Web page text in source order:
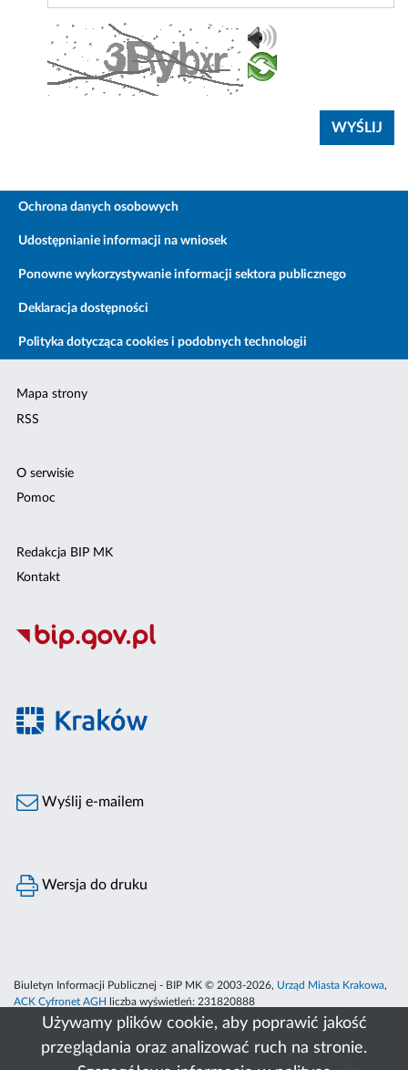
Używamy plików cookie, aby poprawić jakość
przeglądania oraz analizować ruch na stronie.
Ochrona danych osobowych
Udostępnianie informacji na wniosek
Ponowne wykorzystywanie informacji sektora publicznego
Deklaracja dostępności
Polityka dotycząca cookies i podobnych technologii
Mapa strony
RSS
O serwisie
Pomoc
Redakcja BIP MK
Kontakt
Wyślij e-mailem
Wersja do druku
Biuletyn Informacji Publicznej - BIP MK © 2003-2026, Urząd Miasta Krakowa,
ACK Cyfronet AGH
liczba wyświetleń: 231820888